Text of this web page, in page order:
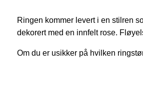
Ringen kommer levert i en stilren
dekorert med en innfelt rose.
Om du er usikker på hvilken